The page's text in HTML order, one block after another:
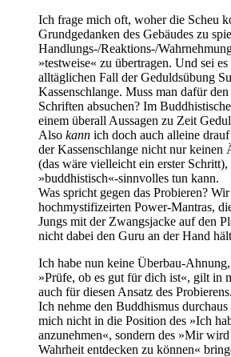
Ich frage mich oft, woher die Scheu
Grundgedanken des Gebäudes zu
Handlungs-/Reaktions-/
»testweise« zu übertragen. Und sei
alltäglichen Fall der Geduldsübung
Kassenschlange. Muss man dafür
Schriften absuchen? Im
einem überall Aussagen zu Zeit
Also kann ich doch auch alleine
der Kassenschlange nicht nur keinen
(das wäre vielleicht ein erster Schritt),
»buddhistisch«-sinnvolles tun kann.
Was spricht gegen das Probieren?
hochmystifizeirten Power-Mantras,
Jungs mit der Zwangsjacke auf den
nicht dabei den Guru an der Hand
Ich habe nun keine Überbau-
»Prüfe, ob es gut für dich ist«, gilt in
auch für diesen Ansatz des Probierens.
Ich nehme den Buddhismus durchaus
mich nicht in die Position des »Ich
anzunehmen«, sondern des »Mir
Wahrheit entdecken zu können«